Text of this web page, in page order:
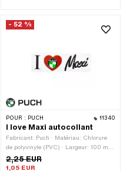
- 52 %
POUR : PUCH 11340
I love Maxi autocollant
Fabricant: Puch · Matériau: Chlorure
de polyvinyle (PVC) · Largeur: 100 mm
· Hauteur: 31 mm · Composition du
verso: Colle · Résistance: Résistant
2,25 EUR
1,05 EUR